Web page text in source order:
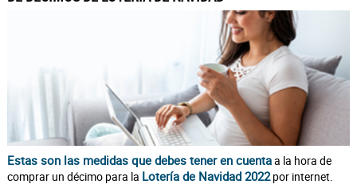
Estas son las medidas que debes tener en cuentaa la hora de
comprar un décimo para la Lotería de Navidad 2022por internet.